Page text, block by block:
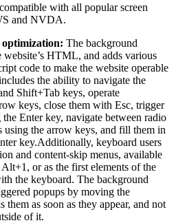
with all popular screen
and NVDA.
The background
website’s HTML, and adds various
code to make the website operable
the ability to navigate the
Shift+Tab keys, operate
keys, close them with Esc, trigger
Enter key, navigate between radio
using the arrow keys, and fill them in
key.Additionally, keyboard users
and content-skip menus, available
or as the first elements of the
the keyboard. The background
popups by moving the
them as soon as they appear, and not
of it.